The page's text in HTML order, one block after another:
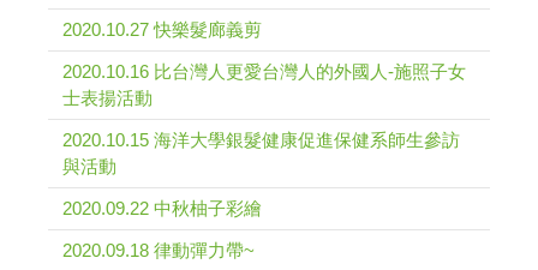
2020.10.27 快樂髮廊義剪
2020.10.16 比台灣人更愛台灣人的外國人-施照子女
士表揚活動
2020.10.15 海洋大學銀髮健康促進保健系師生參訪
與活動
2020.09.22 中秋柚子彩繪
2020.09.18 律動彈力帶~